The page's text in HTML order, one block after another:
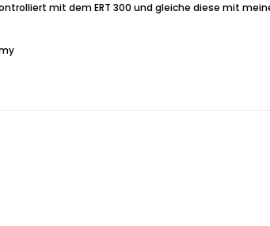
mit dem ERT 300 und gleiche diese mit